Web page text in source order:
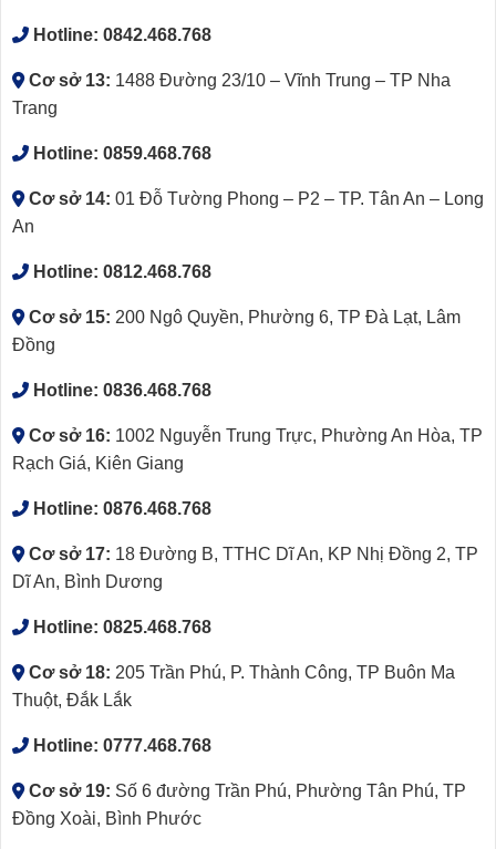
Hotline: 0842.468.768
Cơ sở 13: 1488 Đường 23/10 – Vĩnh Trung – TP Nha
Trang
Hotline: 0859.468.768
Cơ sở 14: 01 Đỗ Tường Phong – P2 – TP. Tân An – Long
An
Hotline: 0812.468.768
Cơ sở 15: 200 Ngô Quyền, Phường 6, TP Đà Lạt, Lâm
Đồng
Hotline: 0836.468.768
Cơ sở 16: 1002 Nguyễn Trung Trực, Phường An Hòa, TP
Rạch Giá, Kiên Giang
Hotline: 0876.468.768
Cơ sở 17: 18 Đường B, TTHC Dĩ An, KP Nhị Đồng 2, TP
Dĩ An, Bình Dương
Hotline: 0825.468.768
Cơ sở 18: 205 Trần Phú, P. Thành Công, TP Buôn Ma
Thuột, Đắk Lắk
Hotline: 0777.468.768
Cơ sở 19: Số 6 đường Trần Phú, Phường Tân Phú, TP
Đồng Xoài, Bình Phước